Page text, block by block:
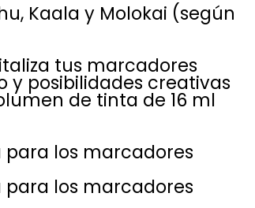
Kaala y Molokai (según
tus marcadores
posibilidades creativas
de tinta de 16 ml
los marcadores
los marcadores